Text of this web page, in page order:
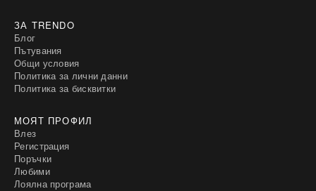
ЗА TRENDO
Блог
Пътувания
Общи условия
Политика за лични данни
Политика за бисквитки
МОЯТ ПРОФИЛ
Влез
Регистрация
Поръчки
Любими
Лоялна програма